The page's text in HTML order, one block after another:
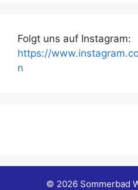
Folgt uns auf Instagram:
https://
n
© 2026 Sommerbad